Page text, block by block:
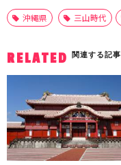
沖縄県 三山時代
RELATED 関連する記事